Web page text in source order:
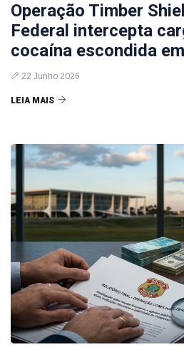
Operação Timber
Federal intercepta
cocaína escondida
22 Junho 2026
LEIA MAIS